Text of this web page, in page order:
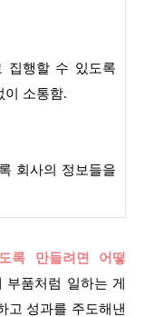
행할 수 있도록
이 소통함.
회사의 정보들을
록 만들려면 어떻
부품처럼 일하는 게
고 성과를 주도해낸